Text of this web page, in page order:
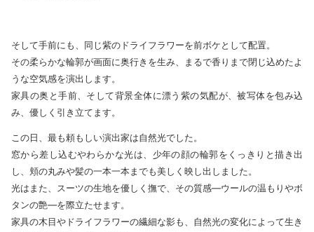
そして手前にも、同じ紫のドライフラワーを前ボケとして配置。
その柔らかな輪郭が画面に奥行きを生み、まるで香りまで閉じ込めたよ
うな空気感を演出します。
家具の奥と手前、そして背景全体に漂う紫の気配が、被写体を包み込
み、優しく引き立てます。
この日、最も頼もしい演出家は自然光でした。
窓から差し込むやわらかな光は、少年の顔の輪郭をくっきりと描き出
し、頬の丸みや髪の一本一本までも美しく映し出しました。
光はまた、スーツの生地を優しく撫で、その質感—ウールの温もりやボ
タンの艶—を際立たせます。
家具の木目やドライフラワーの繊細な影も、自然光の変化によって生き